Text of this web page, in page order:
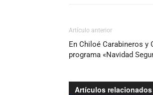
Artículo anterior
En Chiloé Carabineros y
programa «Navidad
Artículos relacionados